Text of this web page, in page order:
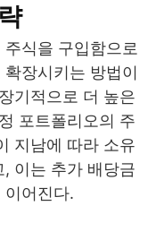
식을 구입함으로
장시키는 방법이
기적으로 더 높은
포트폴리오의 주
지남에 따라 소유
이는 추가 배당금
이어진다.